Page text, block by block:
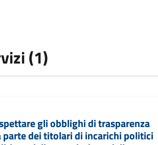
(1)
gli obblighi di trasparenza
parte dei titolari di incarichi politici